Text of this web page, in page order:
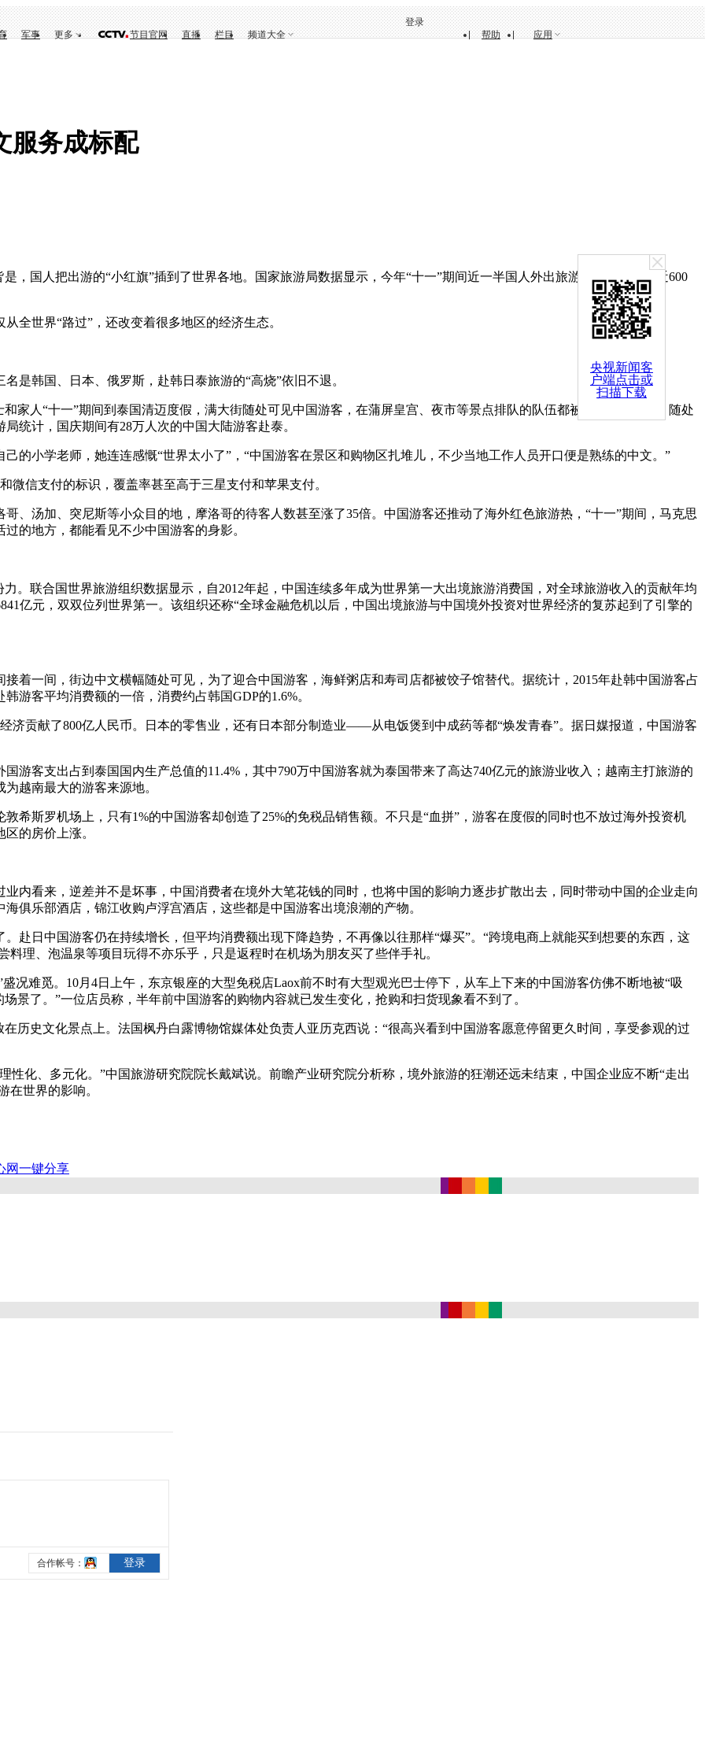
央视新闻客
户端点击或
扫描下载
军事 更多 节目官网 直播 栏目 频道大全 帮助 应用
登录
服务成标配
国人把出游的“小红旗”插到了世界各地。国家旅游局数据显示，今年“十一”期间近一半国人外出旅游，出境游人次近600
世界“路过”，还改变着很多地区的经济生态。
韩国、日本、俄罗斯，赴韩日泰旅游的“高烧”依旧不退。
人“十一”期间到泰国清迈度假，满大街随处可见中国游客，在蒲屏皇宫、夜市等景点排队的队伍都被国人“占领”了，随处
统计，国庆期间有28万人次的中国大陆游客赴泰。
小学老师，她连连感慨“世界太小了”，“中国游客在景区和购物区扎堆儿，不少当地工作人员开口便是熟练的中文。”
信支付的标识，覆盖率甚至高于三星支付和苹果支付。
汤加、突尼斯等小众目的地，摩洛哥的待客人数甚至涨了35倍。中国游客还推动了海外红色旅游热，“十一”期间，马克思
的地方，都能看见不少中国游客的身影。
联合国世界旅游组织数据显示，自2012年起，中国连续多年成为世界第一大出境旅游消费国，对全球旅游收入的贡献年均
亿元，双双位列世界第一。该组织还称“全球金融危机以后，中国出境旅游与中国境外投资对世界经济的复苏起到了引擎的
一间，街边中文横幅随处可见，为了迎合中国游客，海鲜粥店和寿司店都被饺子馆替代。据统计，2015年赴韩中国游客占
游客平均消费额的一倍，消费约占韩国GDP的1.6%。
贡献了800亿人民币。日本的零售业，还有日本部分制造业——从电饭煲到中成药等都“焕发青春”。据日媒报道，中国游客
客支出占到泰国国内生产总值的11.4%，其中790万中国游客就为泰国带来了高达740亿元的旅游业收入；越南主打旅游的
越南最大的游客来源地。
斯罗机场上，只有1%的中国游客却创造了25%的免税品销售额。不只是“血拼”，游客在度假的同时也不放过海外投资机
的房价上涨。
看来，逆差并不是坏事，中国消费者在境外大笔花钱的同时，也将中国的影响力逐步扩散出去，同时带动中国的企业走向
俱乐部酒店，锦江收购卢浮宫酒店，这些都是中国游客出境浪潮的产物。
日中国游客仍在持续增长，但平均消费额出现下降趋势，不再像以往那样“爆买”。“跨境电商上就能买到想要的东西，这
理、泡温泉等项目玩得不亦乐乎，只是返程时在机场为朋友买了些伴手礼。
难觅。10月4日上午，东京银座的大型免税店Laox前不时有大型观光巴士停下，从车上下来的中国游客仿佛不断地被“吸
景了。”一位店员称，半年前中国游客的购物内容就已发生变化，抢购和扫货现象看不到了。
史文化景点上。法国枫丹白露博物馆媒体处负责人亚历克西说：“很高兴看到中国游客愿意停留更久时间，享受参观的过
、多元化。”中国旅游研究院院长戴斌说。前瞻产业研究院分析称，境外旅游的狂潮还远未结束，中国企业应不断“走出
在世界的影响。
网一键分享